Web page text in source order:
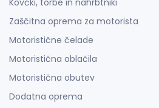
Zaščitna oprema za motorista
Motoristične čelade
Motoristična oblačila
Motoristična obutev
Dodatna oprema